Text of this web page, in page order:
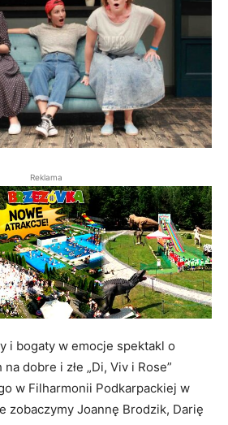
Reklama
i bogaty w emocje spektakl o
dobre i złe „Di, Viv i Rose”
w Filharmonii Podkarpackiej w
zobaczymy Joannę Brodzik, Darię